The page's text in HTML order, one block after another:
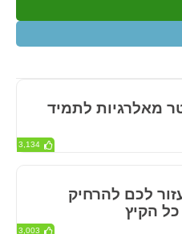
3,134
לכם להרחיק
הקיץ
3,003